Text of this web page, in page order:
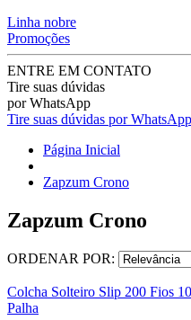
Linha nobre
Promoções
ENTRE EM CONTATO
Tire suas dúvidas
por WhatsApp
Tire suas dúvidas por WhatsApp
Página Inicial
Zapzum Crono
Zapzum Crono
ORDENAR POR:
Colcha Solteiro Slip 200 Fios
Palha